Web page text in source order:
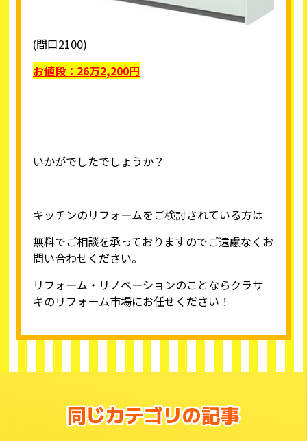
(間口2100)
お値段： 26万2,200円
いかがでしたでしょうか？
キッチンのリフォームをご検討されている方は
無料でご相談を承っておりますのでご遠慮なくお
問い合わせください。
リフォーム・リノベーションのことならクラサ
キのリフォーム市場にお任せください！
同じカテゴリの記事